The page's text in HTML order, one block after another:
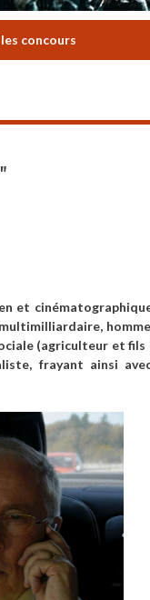
concours
et
(agriculteur et fils
frayant ainsi